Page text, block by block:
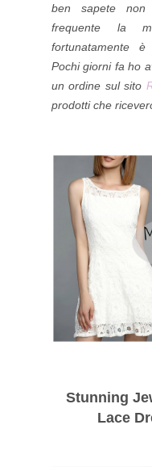
ben sapete non
frequente la
fortunatamente è
Pochi giorni fa ho
un ordine sul sito
prodotti che
Stunning
Lace